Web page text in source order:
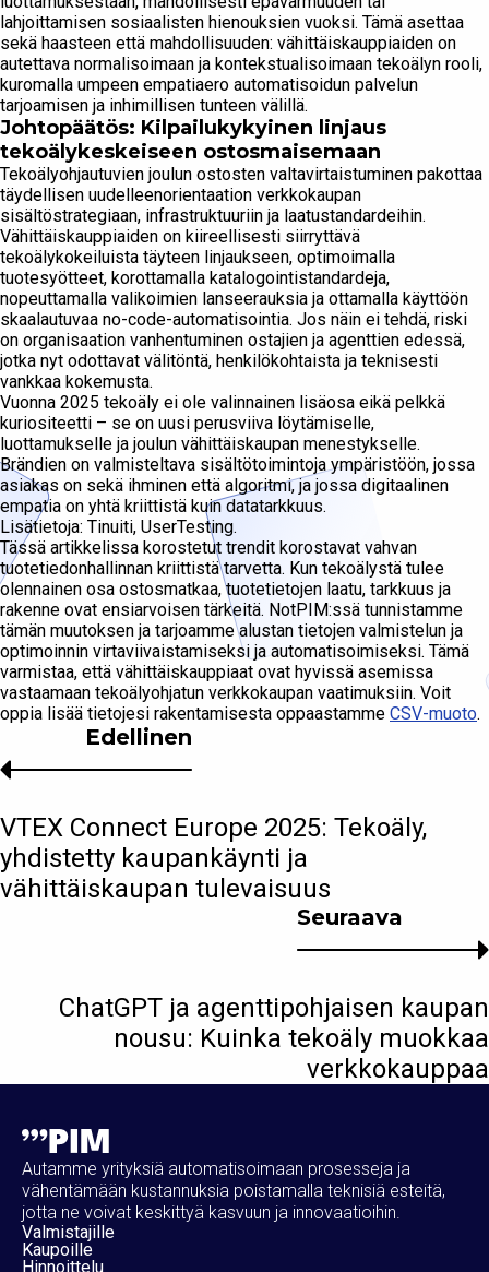
lahjoittamisen sosiaalisten hienouksien vuoksi. Tämä asettaa
sekä haasteen että mahdollisuuden: vähittäiskauppiaiden on
autettava normalisoimaan ja kontekstualisoimaan tekoälyn rooli,
kuromalla umpeen empatiaero automatisoidun palvelun
tarjoamisen ja inhimillisen tunteen välillä.
Johtopäätös: Kilpailukykyinen linjaus
tekoälykeskeiseen ostosmaisemaan
Tekoälyohjautuvien joulun ostosten valtavirtaistuminen pakottaa
täydellisen uudelleenorientaation verkkokaupan
sisältöstrategiaan, infrastruktuuriin ja laatustandardeihin.
Vähittäiskauppiaiden on kiireellisesti siirryttävä
tekoälykokeiluista täyteen linjaukseen, optimoimalla
tuotesyötteet, korottamalla katalogointistandardeja,
nopeuttamalla valikoimien lanseerauksia ja ottamalla käyttöön
skaalautuvaa no-code-automatisointia. Jos näin ei tehdä, riski
on organisaation vanhentuminen ostajien ja agenttien edessä,
jotka nyt odottavat välitöntä, henkilökohtaista ja teknisesti
vankkaa kokemusta.
Vuonna 2025 tekoäly ei ole valinnainen lisäosa eikä pelkkä
kuriositeetti – se on uusi perusviiva löytämiselle,
luottamukselle ja joulun vähittäiskaupan menestykselle.
Brändien on valmisteltava sisältötoimintoja ympäristöön, jossa
asiakas on sekä ihminen että algoritmi, ja jossa digitaalinen
empatia on yhtä kriittistä kuin datatarkkuus.
Lisätietoja: Tinuiti, UserTesting.
Tässä artikkelissa korostetut trendit korostavat vahvan
tuotetiedonhallinnan kriittistä tarvetta. Kun tekoälystä tulee
olennainen osa ostosmatkaa, tuotetietojen laatu, tarkkuus ja
rakenne ovat ensiarvoisen tärkeitä. NotPIM:ssä tunnistamme
tämän muutoksen ja tarjoamme alustan tietojen valmistelun ja
optimoinnin virtaviivaistamiseksi ja automatisoimiseksi. Tämä
varmistaa, että vähittäiskauppiaat ovat hyvissä asemissa
vastaamaan tekoälyohjatun verkkokaupan vaatimuksiin. Voit
oppia lisää tietojesi rakentamisesta oppaastamme CSV-muoto.
Seuraava
ChatGPT ja agenttipohjaisen kaupan
nousu: Kuinka tekoäly muokkaa
verkkokauppaa
Edellinen
VTEX Connect Europe 2025: Tekoäly,
yhdistetty kaupankäynti ja
vähittäiskaupan tulevaisuus
Autamme yrityksiä automatisoimaan prosesseja ja
vähentämään kustannuksia poistamalla teknisiä esteitä,
jotta ne voivat keskittyä kasvuun ja innovaatioihin.
Valmistajille
Kaupoille
Hinnoittelu